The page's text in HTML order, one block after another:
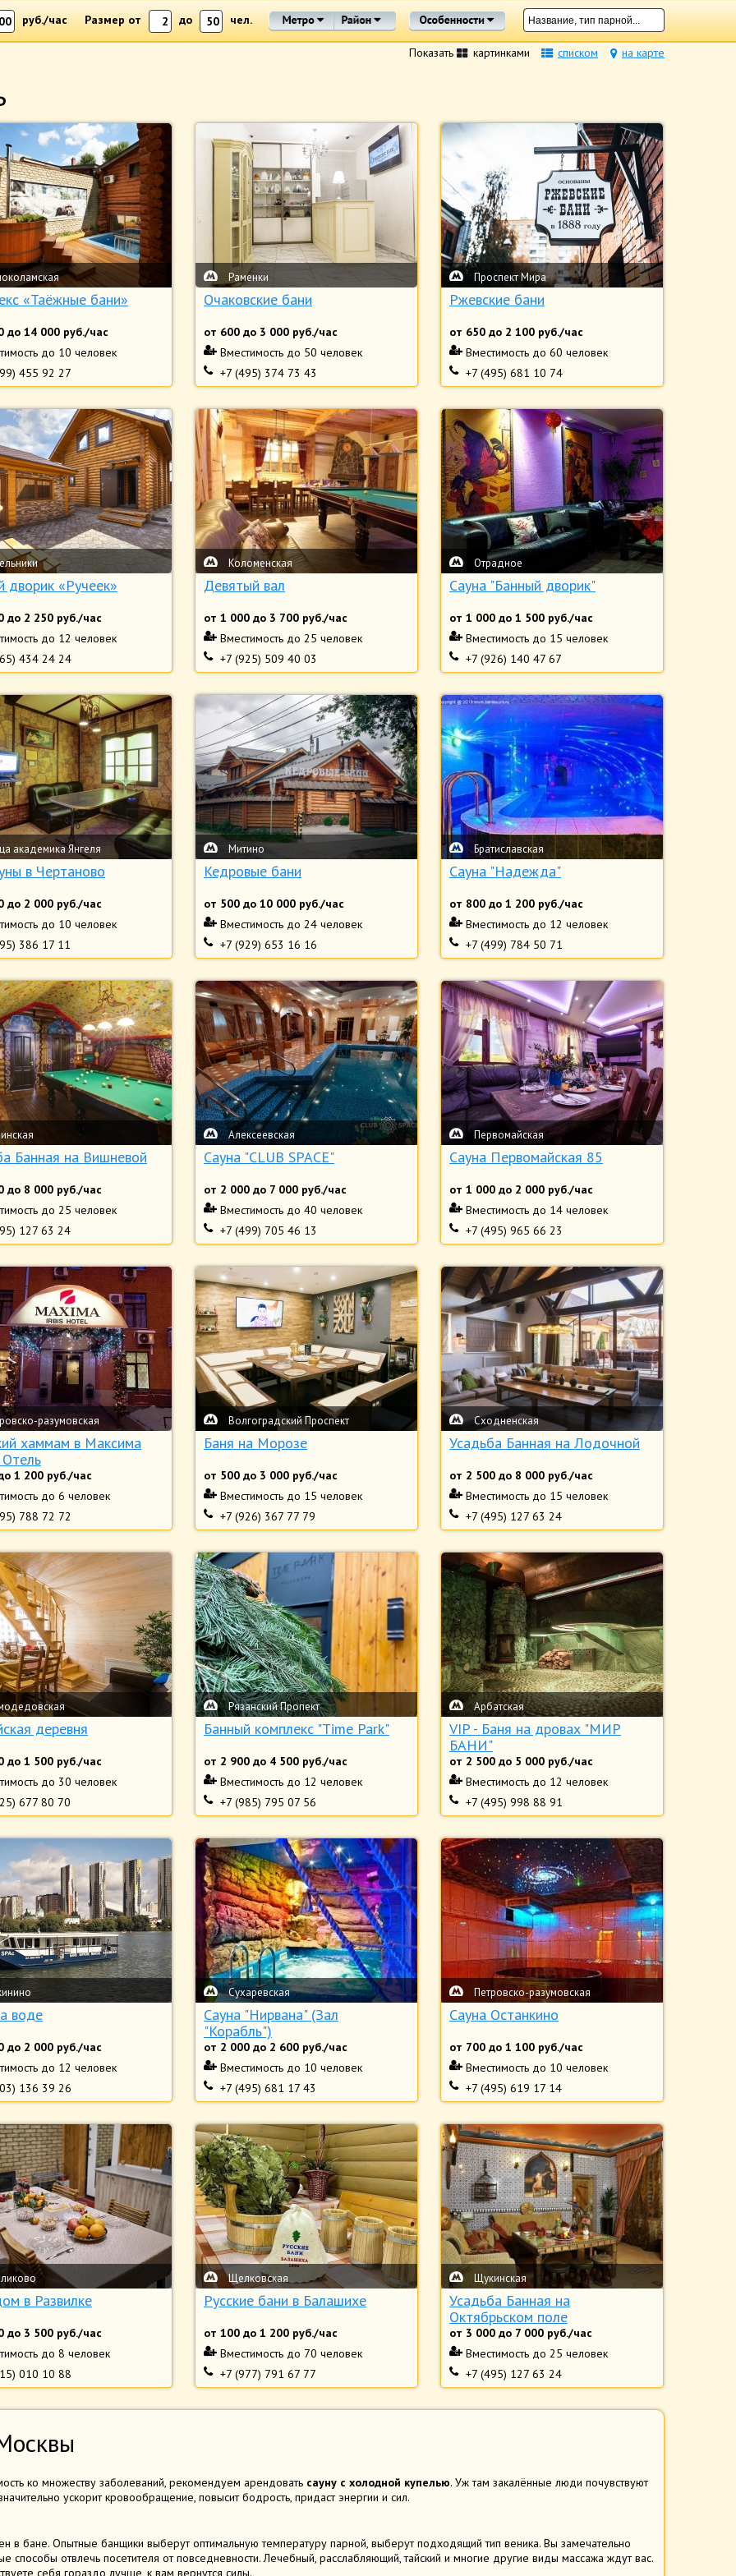
руб./час Размер от до чел.
Показать картинками списком на карте
«Таёжные бани»
до 14 000 руб./час
до 10 человек
455 92 27
Раменки
Очаковские бани
от 600 до 3 000 руб./час
Вместимость до 50 человек
+7 (495) 374 73 43
Проспект Мира
Ржевские бани
от 650 до 2 100 руб./час
Вместимость до 60 человек
+7 (495) 681 10 74
дворик «Ручеек»
до 2 250 руб./час
до 12 человек
434 24 24
Коломенская
Девятый вал
от 1 000 до 3 700 руб./час
Вместимость до 25 человек
+7 (925) 509 40 03
Отрадное
Сауна "Банный дворик"
от 1 000 до 1 500 руб./час
Вместимость до 15 человек
+7 (926) 140 47 67
академика Янгеля
в Чертаново
до 2 000 руб./час
до 10 человек
386 17 11
Митино
Кедровые бани
от 500 до 10 000 руб./час
Вместимость до 24 человек
+7 (929) 653 16 16
Братиславская
Сауна "Надежда"
от 800 до 1 200 руб./час
Вместимость до 12 человек
+7 (499) 784 50 71
Банная на Вишневой
до 8 000 руб./час
до 25 человек
127 63 24
Алексеевская
Сауна "CLUB SPACE"
от 2 000 до 7 000 руб./час
Вместимость до 40 человек
+7 (499) 705 46 13
Первомайская
Cауна Первомайская 85
от 1 000 до 2 000 руб./час
Вместимость до 14 человек
+7 (495) 965 66 23
разумовская
хаммам в Максима
1 200 руб./час
до 6 человек
788 72 72
Волгоградский Проспект
Баня на Морозе
от 500 до 3 000 руб./час
Вместимость до 15 человек
+7 (926) 367 77 79
Сходненская
Усадьба Банная на Лодочной
от 2 500 до 8 000 руб./час
Вместимость до 15 человек
+7 (495) 127 63 24
деревня
до 1 500 руб./час
до 30 человек
677 80 70
Рязанский Пропект
Банный комплекс "Time Park"
от 2 900 до 4 500 руб./час
Вместимость до 12 человек
+7 (985) 795 07 56
Арбатская
VIP - Баня на дровах "МИР
БАНИ"
от 2 500 до 5 000 руб./час
Вместимость до 12 человек
+7 (495) 998 88 91
воде
до 2 000 руб./час
до 12 человек
136 39 26
Сухаревская
Сауна "Нирвана" (Зал
"Корабль")
от 2 000 до 2 600 руб./час
Вместимость до 10 человек
+7 (495) 681 17 43
Петровско-разумовская
Сауна Останкино
от 700 до 1 100 руб./час
Вместимость до 10 человек
+7 (495) 619 17 14
в Развилке
до 3 500 руб./час
до 8 человек
010 10 88
Щелковская
Русские бани в Балашихе
от 100 до 1 200 руб./час
Вместимость до 70 человек
+7 (977) 791 67 77
Щукинская
Усадьба Банная на
Октябрьском поле
от 3 000 до 7 000 руб./час
Вместимость до 25 человек
+7 (495) 127 63 24
ко множеству заболеваний, рекомендуем арендовать сауну с холодной купелью. Уж там закалённые люди почувствуют
ускорит кровообращение, повысит бодрость, придаст энергии и сил.
бане. Опытные банщики выберут оптимальную температуру парной, выберут подходящий тип веника. Вы замечательно
способы отвлечь посетителя от повседневности. Лечебный, расслабляющий, тайский и многие другие виды массажа ждут вас.
себя гораздо лучше, к вам вернутся силы.